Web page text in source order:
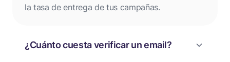
la tasa de entrega de tus campañas.
¿Cuánto cuesta verificar un email?